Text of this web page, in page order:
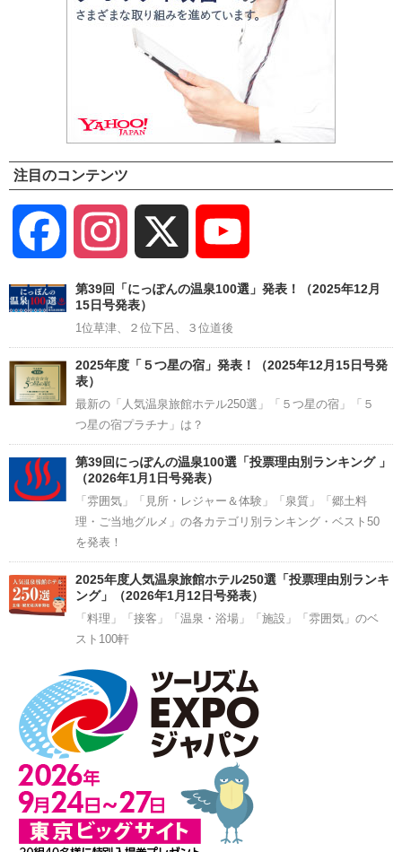
注目のコンテンツ
Facebook Instagram
Channel
第39回「にっぽんの温泉100選」発表！（2025年12月
15日号発表）
1位草津、２位下呂、３位道後
2025年度「５つ星の宿」発表！（2025年12月15日号発
表）
最新の「人気温泉旅館ホテル250選」「５つ星の宿」「５
つ星の宿プラチナ」は？
第39回にっぽんの温泉100選「投票理由別ランキング 」
（2026年1月1日号発表）
「雰囲気」「見所・レジャー＆体験」「泉質」「郷土料
理・ご当地グルメ」の各カテゴリ別ランキング・ベスト50
を発表！
2025年度人気温泉旅館ホテル250選「投票理由別ランキ
ング」（2026年1月12日号発表）
「料理」「接客」「温泉・浴場」「施設」「雰囲気」のベ
スト100軒